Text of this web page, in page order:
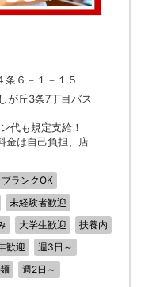
条６－１－１５
が丘3条7丁目バス
代も規定支給！
金は自己負担、店
ブランクOK
未経験者歓迎
大学生歓迎
扶養内
歓迎
週3日～
週2日～